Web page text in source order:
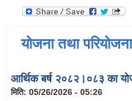
योजना तथा परियोजना
आर्थिक बर्ष २०८२।०८३ का
मिति: 05/26/2026 - 05:26